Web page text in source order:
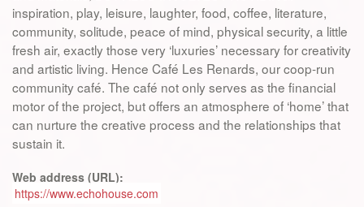
inspiration, play, leisure, laughter, food, coffee, literature,
community, solitude, peace of mind, physical security, a little
fresh air, exactly those very ‘luxuries’ necessary for creativity
and artistic living. Hence Café Les Renards, our coop-run
community café. The café not only serves as the financial
motor of the project, but offers an atmosphere of ‘home’ that
can nurture the creative process and the relationships that
sustain it.
Web address (URL):
https://www.echohouse.com